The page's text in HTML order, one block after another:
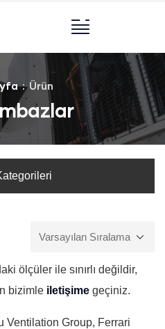
Ürün
ölçüler ile sınırlı değildir,
bizimle iletişime geçiniz.
Ventilation Group, Ferrari